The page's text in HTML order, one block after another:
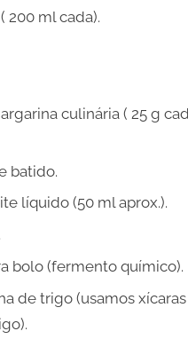
200 ml cada).
culinária ( 25 g
batido.
líquido (50 ml aprox.).
bolo (fermento químico).
de trigo (usamos